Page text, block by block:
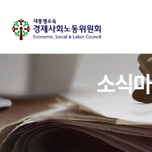
소식